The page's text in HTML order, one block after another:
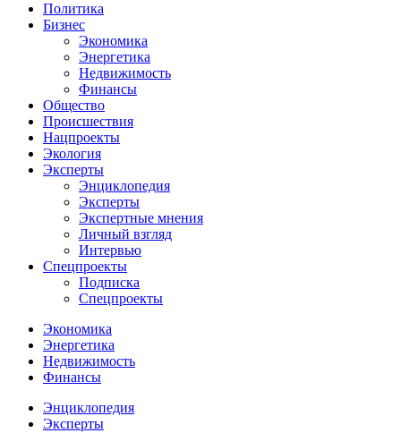
Политика
Бизнес
Экономика
Энергетика
Недвижимость
Финансы
Общество
Происшествия
Нацпроекты
Экология
Эксперты
Энциклопедия
Эксперты
Экспертные мнения
Личный взгляд
Интервью
Спецпроекты
Подписка
Спецпроекты
Экономика
Энергетика
Недвижимость
Финансы
Энциклопедия
Эксперты